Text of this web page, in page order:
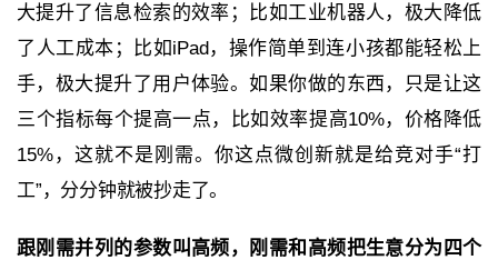
大提升了信息检索的效率；比如工业机器人，极大降低
了人工成本；比如iPad，操作简单到连小孩都能轻松上
手，极大提升了用户体验。如果你做的东西，只是让这
三个指标每个提高一点，比如效率提高10%，价格降低
15%，这就不是刚需。你这点微创新就是给竞对手“打
工”，分分钟就被抄走了。
跟刚需并列的参数叫高频，刚需和高频把生意分为四个